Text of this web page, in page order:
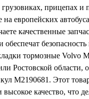
грузовиках, прицепах и
на европейских
качественные
обеспечат безопасность
тормозные Volvo
Ростовской области,
M2190681. Этот
качество, что